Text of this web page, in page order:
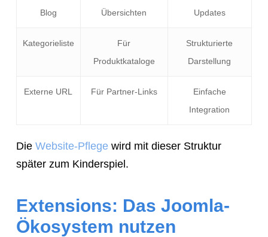
Blog
Übersichten
Updates
Kategorieliste
Für
Produktkataloge
Strukturierte
Darstellung
Externe URL Für Partner-Links
Einfache
Integration
Die Website-Pflegewird mit dieser Struktur
später zum Kinderspiel.
Extensions: Das Joomla-
Ökosystem nutzen